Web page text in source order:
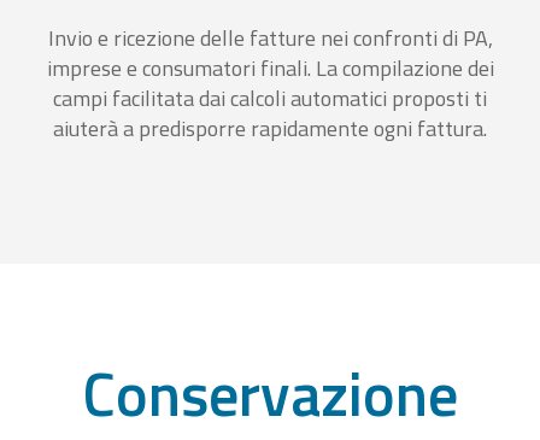
Invio e ricezione delle fatture nei confronti di PA,
imprese e consumatori finali. La compilazione dei
campi facilitata dai calcoli automatici proposti ti
aiuterà a predisporre rapidamente ogni fattura.
Conservazione